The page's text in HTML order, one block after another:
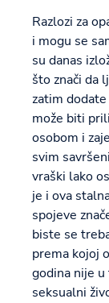
Razlozi za
i mogu se
su danas
što znači da
zatim
može biti
osobom i
svim
vraški lako
je i ova
spojeve
biste se
prema kojoj
godina nije
seksualni